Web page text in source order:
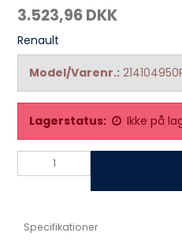
3.523,96 DKK
Renault
Model/Varenr.:
Lagerstatus: Ikke på
Specifikationer